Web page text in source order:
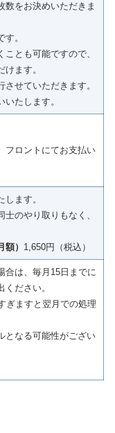
をお決めいただきま
。
とも可能ですので、
ます。
せていただきます。
たします。
フロントにてお支払い
ます。
のやり取りもなく、
） 1,650円（税込）
合は、毎月15日までに
ださい。
ぎますと翌月での処理
となる可能性がござい